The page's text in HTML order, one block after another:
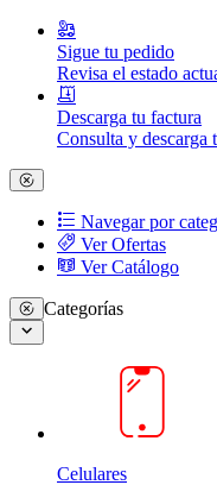
Sigue tu pedido
Revisa el estado
Descarga tu factura
Consulta y descarga
Navegar por
Ver Ofertas
Ver Catálogo
Categorías
Celulares